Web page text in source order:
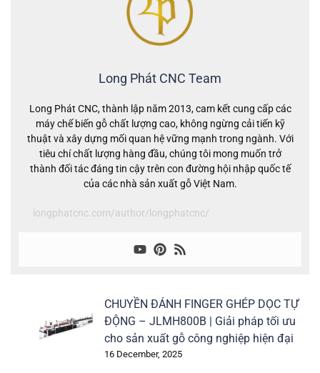
Long Phát CNC Team
Long Phát CNC, thành lập năm 2013, cam kết cung cấp các
máy chế biến gỗ chất lượng cao, không ngừng cải tiến kỹ
thuật và xây dựng mối quan hệ vững mạnh trong ngành. Với
tiêu chí chất lượng hàng đầu, chúng tôi mong muốn trở
thành đối tác đáng tin cậy trên con đường hội nhập quốc tế
của các nhà sản xuất gỗ Việt Nam.
longphatcnc.com/author/longphatcnc/
CHUYỀN ĐÁNH FINGER GHÉP DỌC TỰ
ĐỘNG – JLMH800B | Giải pháp tối ưu
cho sản xuất gỗ công nghiệp hiện đại
16 December, 2025